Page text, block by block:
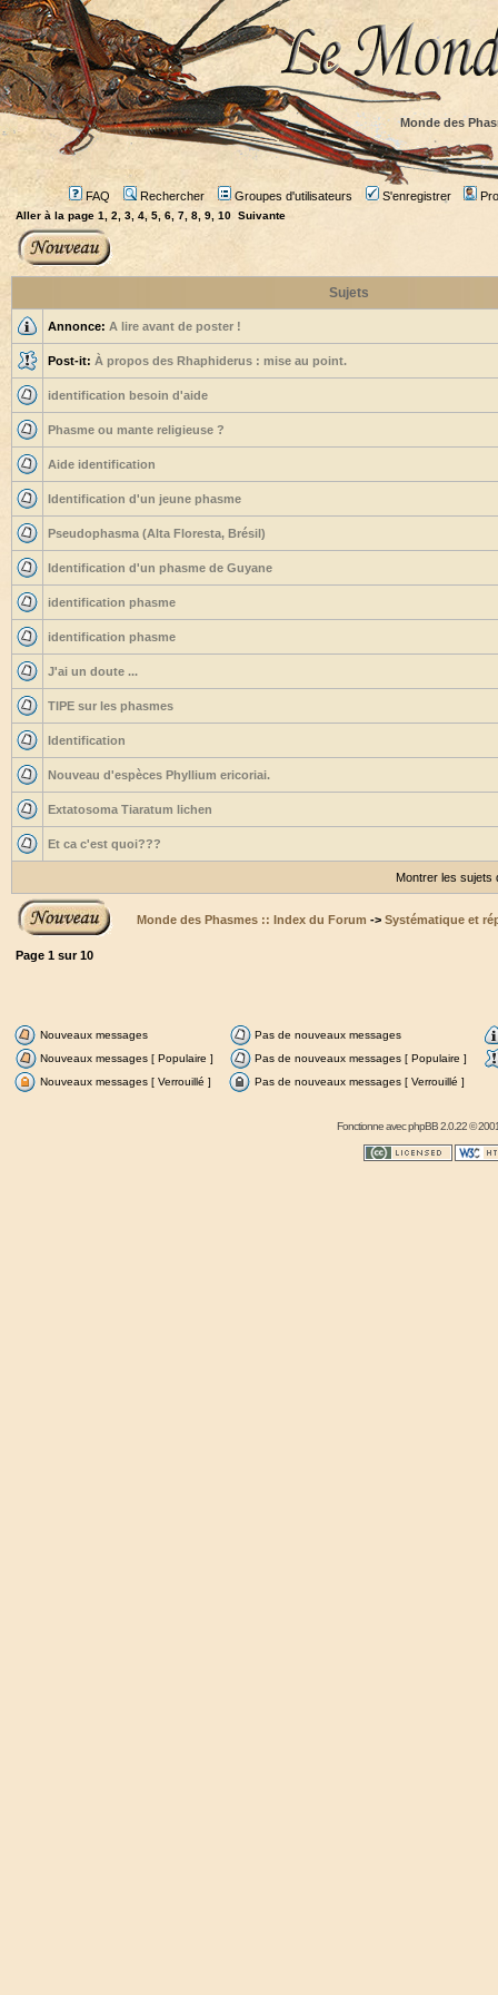
Monde des
FAQ Rechercher Groupes d'utilisateurs S'enregistrer
Aller à la page 1 2 3 4, 5 6 7 8 9 10 Suivante
Sujets
Annonce: A lire avant de poster !
Post-it: À propos des Rhaphiderus : mise au point.
identification besoin d'aide
Phasme ou mante religieuse ?
Aide identification
Identification d'un jeune phasme
Pseudophasma (Alta Floresta, Brésil)
Identification d'un phasme de Guyane
identification phasme
identification phasme
J'ai un doute ...
TIPE sur les phasmes
Identification
Nouveau d'espèces Phyllium ericoriai.
Extatosoma Tiaratum lichen
Et ca c'est quoi???
Montrer les sujets
Monde des Phasmes :: Index du Forum -> Systématique et
Page 1 sur10
Nouveaux messages
Pas de nouveaux messages
Nouveaux messages [ Populaire ]
Pas de nouveaux messages [ Populaire ]
Nouveaux messages [ Verrouillé ]
Pas de nouveaux messages [ Verrouillé ]
Fonctionne avecphpBB2.0.22 ©